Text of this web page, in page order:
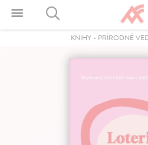
KNIHY- PRÍRODNÉ